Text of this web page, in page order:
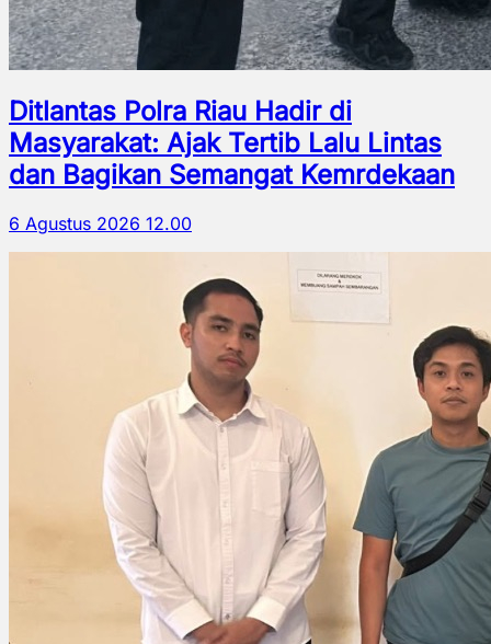
Ditlantas Polra Riau Hadir di
Masyarakat: Ajak Tertib Lalu Lintas
dan Bagikan Semangat Kemrdekaan
6 Agustus 2026 12.00